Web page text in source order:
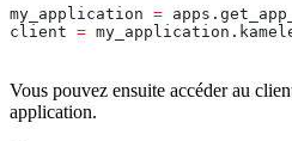
my_application =
client =
Vous pouvez ensuite accéder au
application.